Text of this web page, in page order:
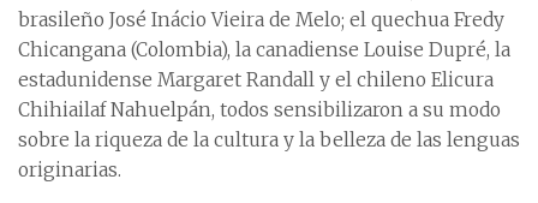
brasileño José Inácio Vieira de Melo; el quechua Fredy
Chicangana (Colombia), la canadiense Louise Dupré, la
estadunidense Margaret Randall y el chileno Elicura
Chihiailaf Nahuelpán, todos sensibilizaron a su modo
sobre la riqueza de la cultura y la belleza de las lenguas
originarias.